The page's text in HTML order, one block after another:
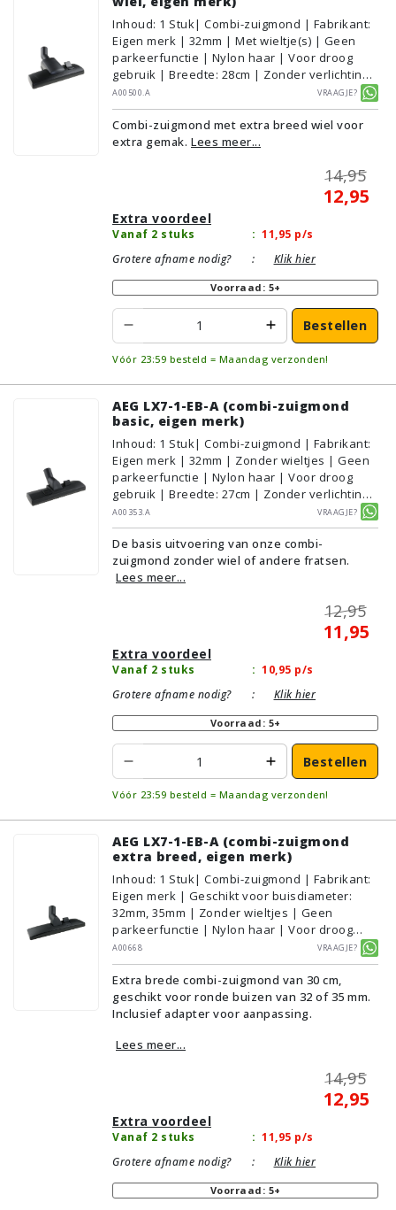
Inhoud: 1 Stuk| Combi-zuigmond | Fabrikant:
Eigen merk | 32mm | Met wieltje(s) | Geen
parkeerfunctie | Nylon haar | Voor droog
gebruik | Breedte: 28cm | Zonder verlichting |
Zonder kliksysteem | Zwart | Alternatief |
Geschikt voor vloertype: Plavuizen/Tegels,
Parket/Laminaat, PVC/Vinyl,
Tapijt/Vloerbedekking
A00500.A Vraagje?
Combi-zuigmond met extra breed wiel voor
extra gemak. Lees meer...
14,95
12,95
Extra voordeel
Vanaf 2 stuks : 11,95 p/s
Grotere afname nodig?
: Klik hier
Voorraad: 5+
Bestellen
Vóór 23:59 besteld = Maandag verzonden!
AEG LX7-1-EB-A (combi-zuigmond
basic, eigen merk)
Inhoud: 1 Stuk| Combi-zuigmond | Fabrikant:
Eigen merk | 32mm | Zonder wieltjes | Geen
parkeerfunctie | Nylon haar | Voor droog
gebruik | Breedte: 27cm | Zonder verlichting |
Zonder kliksysteem | Zwart | Alternatief |
Geschikt voor vloertype: Plavuizen/Tegels,
Parket/Laminaat, PVC/Vinyl,
Tapijt/Vloerbedekking
A00353.A Vraagje?
De basis uitvoering van onze combi-
zuigmond zonder wiel of andere fratsen.
Lees meer...
12,95
11,95
Extra voordeel
Vanaf 2 stuks : 10,95 p/s
Grotere afname nodig?
: Klik hier
Voorraad: 5+
Bestellen
Vóór 23:59 besteld = Maandag verzonden!
AEG LX7-1-EB-A (combi-zuigmond
extra breed, eigen merk)
Inhoud: 1 Stuk| Combi-zuigmond | Fabrikant:
Eigen merk | Geschikt voor buisdiameter:
32mm, 35mm | Zonder wieltjes | Geen
parkeerfunctie | Nylon haar | Voor droog
gebruik | Breedte: 30cm | Zonder verlichting |
Zonder kliksysteem | Zwart | Alternatief |
Geschikt voor vloertype: Plavuizen/Tegels,
Parket/Laminaat, PVC/Vinyl,
Tapijt/Vloerbedekking
A00668 Vraagje?
Extra brede combi-zuigmond van 30 cm,
geschikt voor ronde buizen van 32 of 35 mm.
Inclusief adapter voor aanpassing.
Lees meer...
14,95
12,95
Extra voordeel
Vanaf 2 stuks : 11,95 p/s
Grotere afname nodig?
: Klik hier
Voorraad: 5+